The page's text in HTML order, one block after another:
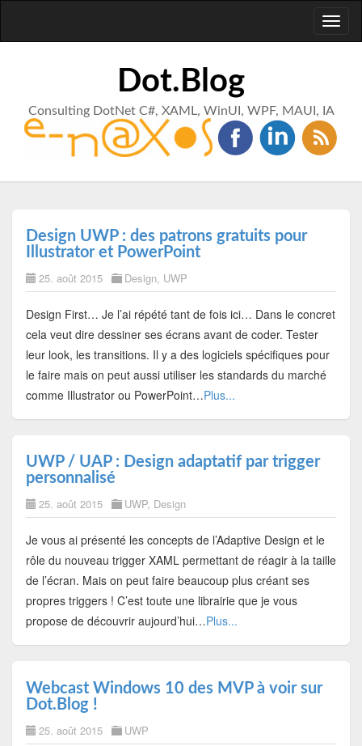
Dot.Blog
Consulting DotNet C#, XAML, WinUI, WPF, MAUI, IA
Design UWP : des patrons gratuits pour
Illustrator et PowerPoint
25. août 2015 Design, UWP
Design First… Je l’ai répété tant de fois ici… Dans le concret
cela veut dire dessiner ses écrans avant de coder. Tester
leur look, les transitions. Il y a des logiciels spécifiques pour
le faire mais on peut aussi utiliser les standards du marché
comme Illustrator ou PowerPoint…Plus...
UWP / UAP : Design adaptatif par trigger
personnalisé
25. août 2015 UWP, Design
Je vous ai présenté les concepts de l’Adaptive Design et le
rôle du nouveau trigger XAML permettant de réagir à la taille
de l’écran. Mais on peut faire beaucoup plus créant ses
propres triggers ! C’est toute une librairie que je vous
propose de découvrir aujourd’hui…Plus...
Webcast Windows 10 des MVP à voir sur
Dot.Blog !
25. août 2015 UWP